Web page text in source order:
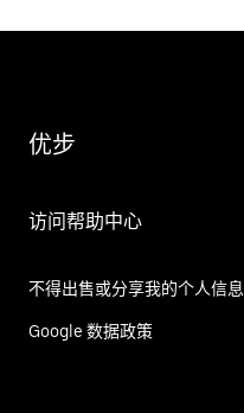
优步
访问帮助中心
不得出售或分享我的个人信息
Google 数据政策